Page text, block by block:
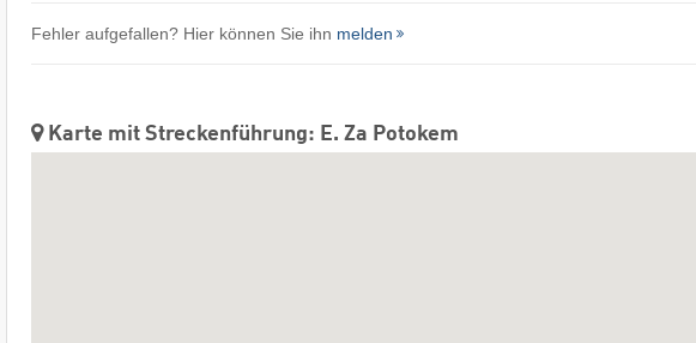
Fehler aufgefallen? Hier können Sie ihn melden
Karte mit Streckenführung: E. Za Potokem